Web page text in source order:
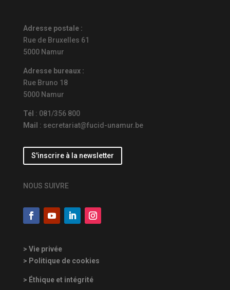
Adresse postale :
Rue de Bruxelles 61
5000 Namur
Adresse bureaux :
Rue Bruno 18
5000 Namur
Tél : 081/356 800
Mail : secretariat@fucid-unamur.be
S'inscrire à la newsletter
NOUS SUIVRE
> Vie privée
> Politique de cookies
> Éthique et intégrité